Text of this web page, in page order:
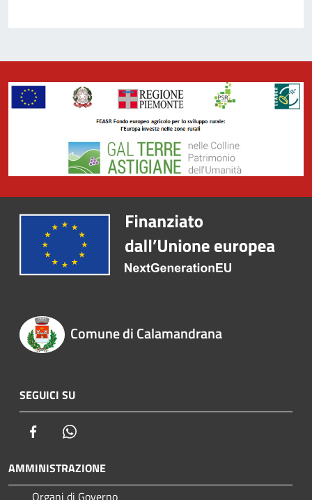
Comune di Calamandrana
SEGUICI SU
Facebook
AMMINISTRAZIONE
Organi di Governo